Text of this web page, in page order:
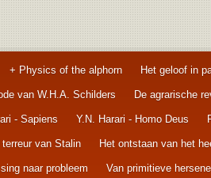
+ Physics of the alphorn Het geloof in
van W.H.A. Schilders De agrarische
- Sapiens Y.N. Harari - Homo Deus
terreur van Stalin Het ontstaan van het
naar probleem Van primitieve